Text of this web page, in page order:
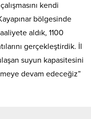
kendi
bölgesinde
aldık, 1100
gerçekleştirdik. İl
suyun kapasitesini
devam edeceğiz”